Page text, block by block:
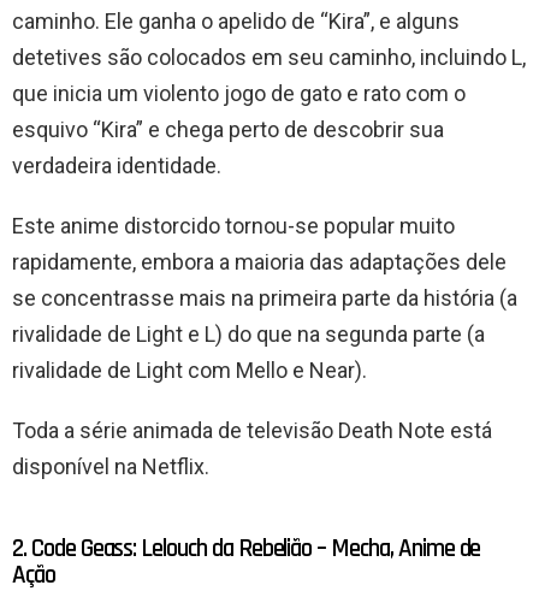
caminho. Ele ganha o apelido de “Kira”, e alguns
detetives são colocados em seu caminho, incluindo L,
que inicia um violento jogo de gato e rato com o
esquivo “Kira” e chega perto de descobrir sua
verdadeira identidade.
Este anime distorcido tornou-se popular muito
rapidamente, embora a maioria das adaptações dele
se concentrasse mais na primeira parte da história (a
rivalidade de Light e L) do que na segunda parte (a
rivalidade de Light com Mello e Near).
Toda a série animada de televisão Death Note está
disponível na Netflix.
2. Code Geass: Lelouch da Rebelião – Mecha, Anime de
Ação